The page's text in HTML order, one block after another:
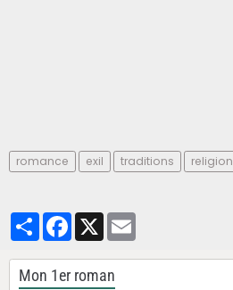
romance exil traditions religion
PartagerFacebook
X
Mon 1er roman